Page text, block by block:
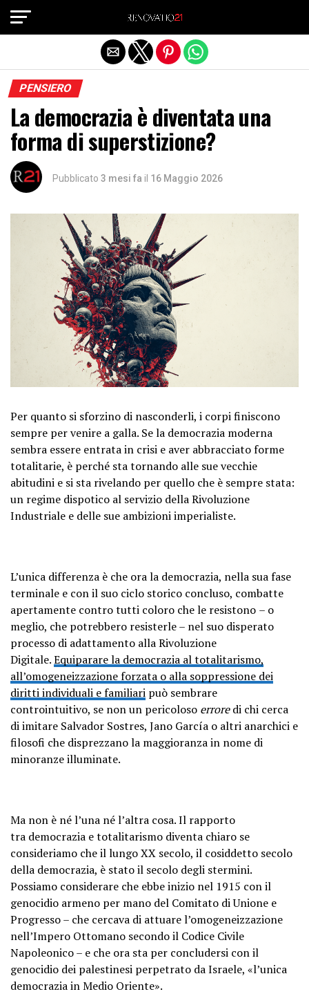
PENSIERO
La democrazia è diventata una
forma di superstizione?
Pubblicato 3 mesi fa il 16 Maggio 2026
Per quanto si sforzino di nasconderli, i corpi finiscono
sempre per venire a galla. Se la democrazia moderna
sembra essere entrata in crisi e aver abbracciato forme
totalitarie, è perché sta tornando alle sue vecchie
abitudini e si sta rivelando per quello che è sempre stata:
un regime dispotico al servizio della Rivoluzione
Industriale e delle sue ambizioni imperialiste.
L’unica differenza è che orala democrazia, nella sua fase
terminale e con il suo ciclo storico concluso, combatte
apertamente contro tutti coloro che le resistono – o
meglio, che potrebbero resisterle – nel suo disperato
processo di adattamento alla Rivoluzione
Digitale.Equiparare la democrazia al totalitarismo,
all’omogeneizzazione forzata o alla soppressione dei
diritti individuali e familiari può sembrare
controintuitivo, se non un pericoloso erroredi chi cerca
di imitare Salvador Sostres, Jano García o altri anarchici e
filosofi che disprezzano la maggioranza in nome di
minoranze illuminate.
Ma non è né l’una né l’altra cosa. Il rapporto
tra democrazia e totalitarismo diventa chiaro se
consideriamo che il lungo XX secolo, il cosiddetto secolo
della democrazia, è stato il secolo degli stermini.
Possiamo considerare che ebbe inizio nel 1915 con il
genocidio armeno per mano del Comitato di Unione e
Progresso – che cercava di attuare l’omogeneizzazione
nell’Impero Ottomano secondo il Codice Civile
Napoleonico – e che ora sta per concludersi con il
genocidio dei palestinesi perpetrato da Israele, «l’unica
democrazia in Medio Oriente».
Exit mobile version